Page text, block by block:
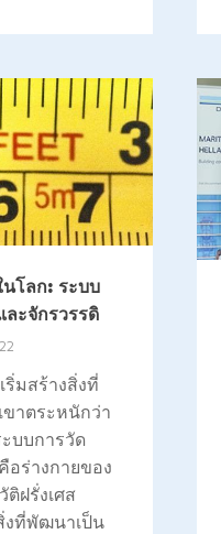
นโลก: ระบบ
ละจักรวรรดิ
มสร้างสิ่งที่
าตระหนักว่า
บบการวัด
อร่างกายของ
ฝรั่งเศส
งที่พัฒนาเป็น